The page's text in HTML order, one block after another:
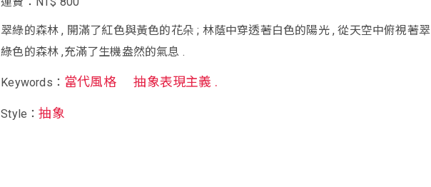
翠綠的森林 , 開滿了紅色與黃色的花朵 ; 林蔭中穿透著白色的陽光 , 從天空中俯視著翠
綠色的森林 ,充滿了生機盎然的氣息 .
Keywords： 當代風格 抽象表現主義 .
Style：抽象